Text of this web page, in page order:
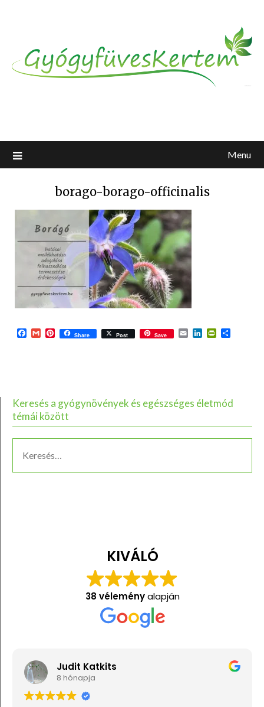
Menu
borago-borago-officinalis
Facebook
GmailPinterest
Share Post Save EmailLinkedIn
Keresés a gyógynövények és egészséges életmód
témái között
KIVÁLÓ
38 véleményalapján
Judit Katkits
8 hónapja